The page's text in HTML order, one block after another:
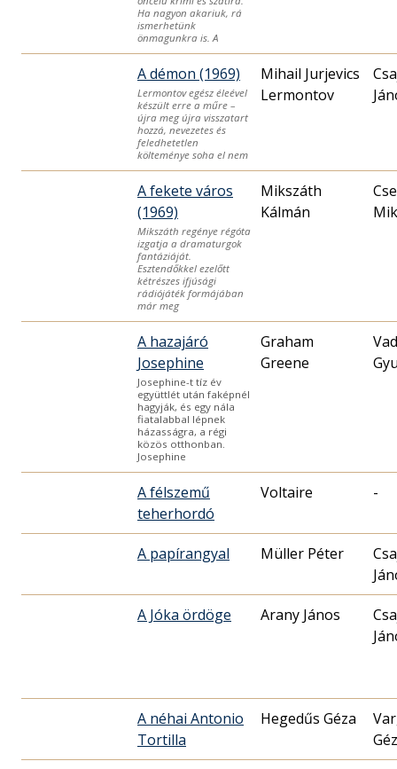
Ha nagyon akariuk, rá
ismerhetünk
önmagunkra is. A
A démon (1969)
Lermontov egész éleével
készült erre a műre –
újra meg újra visszatart
hozzá, nevezetes és
feledhetetlen
költeménye soha el nem
Mihail Jurjevics
Lermontov
A fekete város
(1969)
Mikszáth regénye régóta
izgatja a dramaturgok
fantáziáját.
Esztendőkkel ezelőtt
kétrészes ifjúsági
rádiójáték formájában
már meg
Mikszáth
Kálmán
A hazajáró
Josephine
Josephine-t tíz év
együttlét után faképnél
hagyják, és egy nála
fiatalabbal lépnek
házasságra, a régi
közös otthonban.
Josephine
Graham
Greene
A félszemű
teherhordó
Voltaire -
A papírangyal Müller Péter
A Jóka ördöge Arany János
A néhai Antonio
Tortilla
Hegedűs Géza